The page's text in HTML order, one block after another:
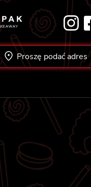
Proszę podać adres